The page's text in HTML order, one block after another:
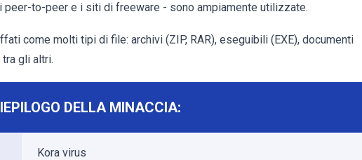
to-peer e i siti di freeware - sono ampiamente utilizzate.
come molti tipi di file: archivi (ZIP, RAR), eseguibili (EXE), documenti
gli altri.
DELLA MINACCIA:
Kora virus